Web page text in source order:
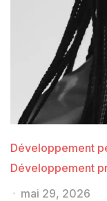
Développement
Développement
mai 29, 2026